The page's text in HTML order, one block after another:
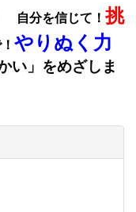
自分を信じて！挑
やりぬく力
い」をめざしま